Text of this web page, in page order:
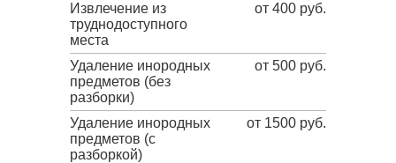
Извлечение из
труднодоступного
места
от 400 руб.
Удаление инородных
предметов (без
разборки)
от 500 руб.
Удаление инородных
предметов (с
разборкой)
от 1500 руб.